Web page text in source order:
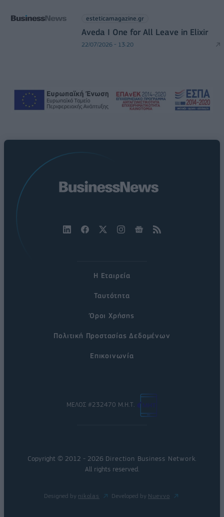
esteticamagazine.gr
Aveda I One for All Leave in Elixir
22/07/2026 - 13:20
Η Εταιρεία
Ταυτότητα
Όροι Χρήσης
Πολιτική Προστασίας Δεδομένων
Επικοινωνία
ΜΕΛΟΣ #232470 Μ.Η.Τ.
Copyright © 2012 - 2026 Direction Business Network.
All rights reserved.
Designed by nikolas Developed by Nuevvo